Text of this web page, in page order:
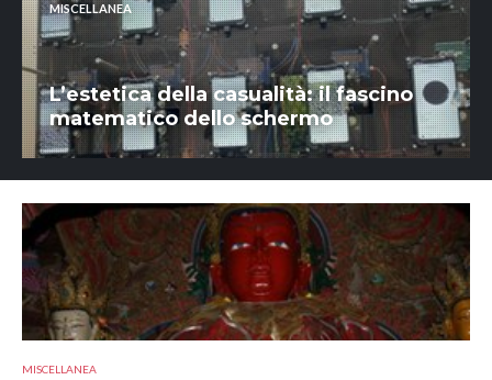
MISCELLANEA
L’estetica della casualità: il fascino
matematico dello schermo
MISCELLANEA